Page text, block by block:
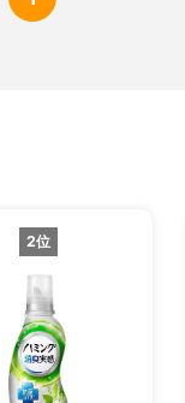
2位